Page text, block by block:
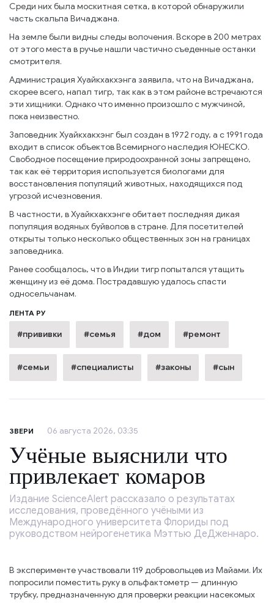
Среди них была москитная сетка, в которой обнаружили
часть скальпа Вичаджана.
На земле были видны следы волочения. Вскоре в 200 метрах
от этого места в ручье нашли частично съеденные останки
смотрителя.
Администрация Хуайкхакхэнга заявила, что на Вичаджана,
скорее всего, напал тигр, так как в этом районе встречаются
эти хищники. Однако что именно произошло с мужчиной,
пока неизвестно.
Заповедник Хуайкхакхэнг был создан в 1972 году, а с 1991 года
входит в список объектов Всемирного наследия ЮНЕСКО.
Свободное посещение природоохранной зоны запрещено,
так как её территория используется биологами для
восстановления популяций животных, находящихся под
угрозой исчезновения.
В частности, в Хуайкхакхэнге обитает последняя дикая
популяция водяных буйволов в стране. Для посетителей
открыты только несколько общественных зон на границах
заповедника.
Ранее сообщалось, что в Индии тигр попытался утащить
женщину из её дома. Пострадавшую удалось спасти
односельчанам.
ЛЕНТА РУ
#прививки #семья #дом #ремонт
#семьи #специалисты #законы #сын
ЗВЕРИ 06 августа 2026, 03:35
Учёные выяснили что
привлекает комаров
Издание ScienceAlert рассказало о результатах
исследования, проведённого учёными из
Международного университета Флориды под
руководством нейрогенетика Мэттью ДеДженнаро.
В эксперименте участвовали 119 добровольцев из Майами. Их
попросили поместить руку в ольфактометр — длинную
трубку, предназначенную для проверки реакции насекомых